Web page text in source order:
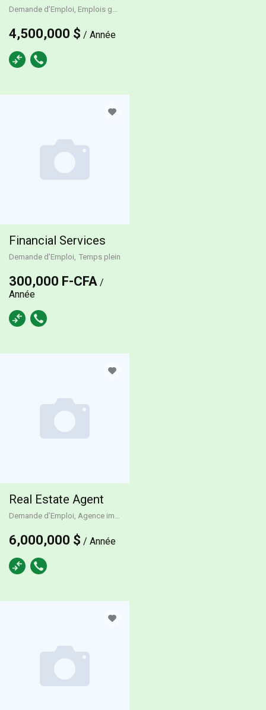
Demande d’Emploi, Emplois généraux
4,500,000 $ / Année
Financial Services
Demande d’Emploi Temps plein
300,000 F-CFA /
Année
Real Estate Agent
Demande d’Emploi, Agence immobilière
6,000,000 $ / Année